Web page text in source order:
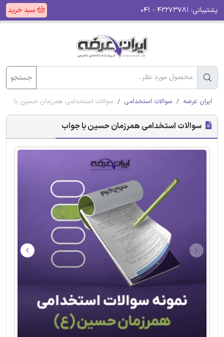
پشتیبانی: سبد خرید
جستجو
ایران عرضه سوالات استخدامی سوالات استخدامی همرزمان حسین با
سوالات استخدامی همرزمان حسین با جواب